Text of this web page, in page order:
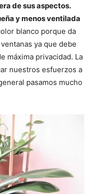
de sus aspectos.
y menos ventilada
blanco porque da
ya que debe
máxima privacidad. La
nuestros esfuerzos a
pasamos mucho